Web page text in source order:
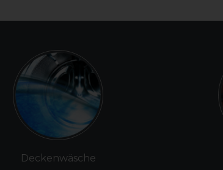
Deckenwäsche